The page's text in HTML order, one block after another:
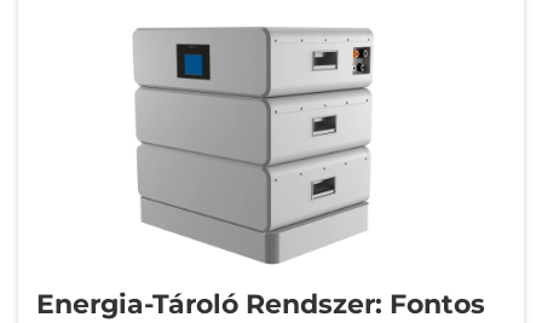
Energia-Tároló Rendszer: Fontos